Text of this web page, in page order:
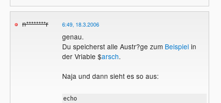
n********r 6:49, 18.3.2006
genau.
Du speicherst alle Austr?ge zum Beispiel in
der Vriable $arsch.
Naja und dann sieht es so aus:
echo